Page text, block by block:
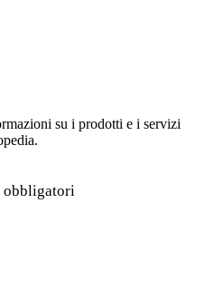
su i prodotti e i servizi
obbligatori